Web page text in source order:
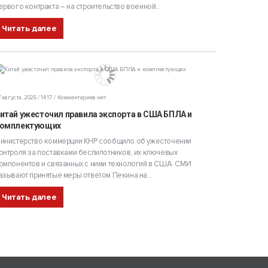
контракта – на строительство военной...
Читать далее
августа, 2026 / 14:17 Комментариев нет
ужесточил правила экспорта в США БПЛА и
коммерции КНР сообщило об ужесточении
за поставками беспилотников, их ключевых
и связанных с ними технологий в США. СМИ
принятые меры ответом Пекина на...
Читать далее